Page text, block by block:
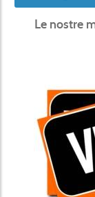
Le nostre